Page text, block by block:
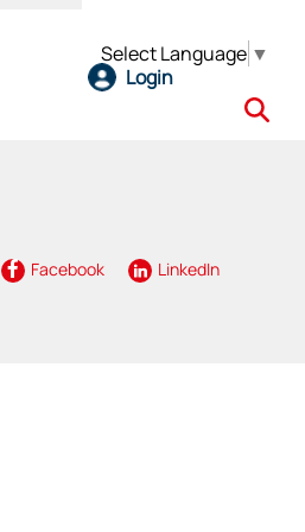
Select Language ▼
Login
Facebook LinkedIn